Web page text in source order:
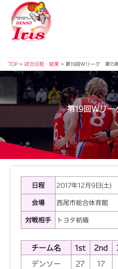
TOP > 試合日程・結果 > 第19回Ｗリーグ 第15
第19回Ｗリ
日程
2017年12月9日(土)
会場
西尾市総合体育館
対戦相手
トヨタ紡織
チーム名 1st 2nd
デンソー
27 17